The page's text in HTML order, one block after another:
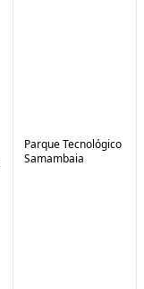
Parque Tecnológico
Samambaia